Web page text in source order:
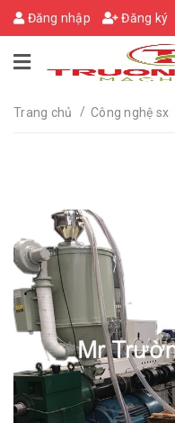
Đăng nhập Đăng ký
Trang chủ / Công nghệ sx